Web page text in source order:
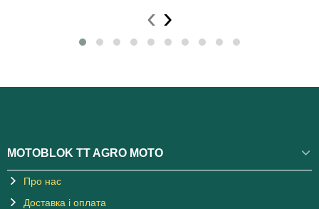
‹ ›
MOTOBLOK TT AGRO MOTO
Про нас
Доставка і оплата